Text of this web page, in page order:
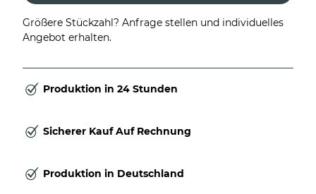
Größere Stückzahl? Anfrage stellen und individuelles
Angebot erhalten.
Produktion in 24 Stunden
Sicherer Kauf Auf Rechnung
Produktion in Deutschland